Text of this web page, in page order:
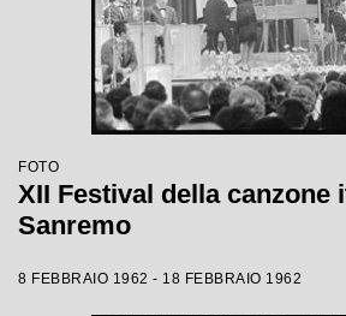
FOTO
XII Festival della canzone
Sanremo
8 FEBBRAIO 1962 - 18 FEBBRAIO 1962